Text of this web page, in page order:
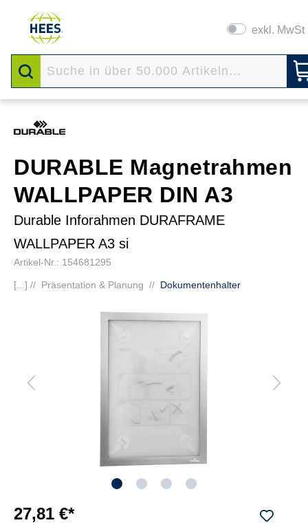
exkl. MwSt
DURABLE Magnetrahmen
WALLPAPER DIN A3
Durable Inforahmen DURAFRAME
WALLPAPER A3 si
Artikel-Nr.: 154681295
[...] // Präsentation & Planung // Dokumentenhalter
27,81 €*